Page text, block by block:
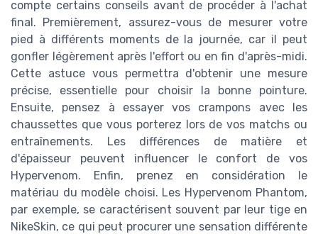
compte certains conseils avant de procéder à l'achat
final. Premièrement, assurez-vous de mesurer votre
pied à différents moments de la journée, car il peut
gonfler légèrement après l'effort ou en fin d'après-midi.
Cette astuce vous permettra d'obtenir une mesure
précise, essentielle pour choisir la bonne pointure.
Ensuite, pensez à essayer vos crampons avec les
chaussettes que vous porterez lors de vos matchs ou
entraînements. Les différences de matière et
d'épaisseur peuvent influencer le confort de vos
Hypervenom. Enfin, prenez en considération le
matériau du modèle choisi. Les Hypervenom Phantom,
par exemple, se caractérisent souvent par leur tige en
NikeSkin, ce qui peut procurer une sensation différente